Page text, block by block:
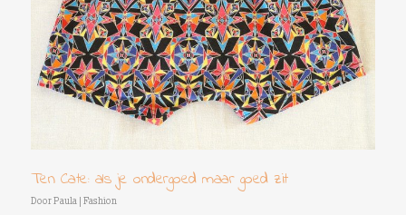
Ten Cate: als je ondergoed maar goed zit
Door Paula Fashion